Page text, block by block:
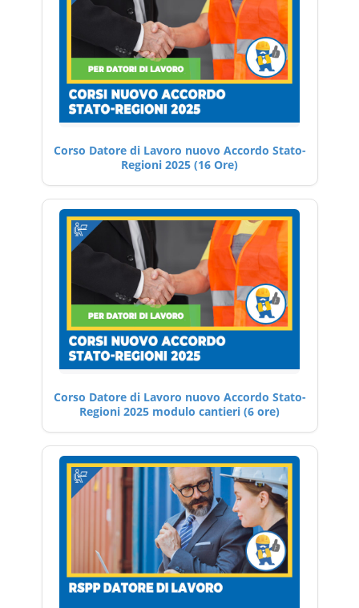
Corso Datore di Lavoro nuovo Accordo Stato-
Regioni 2025 (16 Ore)
Corso Datore di Lavoro nuovo Accordo Stato-
Regioni 2025 modulo cantieri (6 ore)